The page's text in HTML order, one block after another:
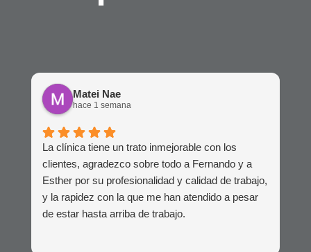
Matei Nae
hace 1 semana
La clínica tiene un trato inmejorable con los
clientes, agradezco sobre todo a Fernando y a
Esther por su profesionalidad y calidad de trabajo,
y la rapidez con la que me han atendido a pesar
de estar hasta arriba de trabajo.